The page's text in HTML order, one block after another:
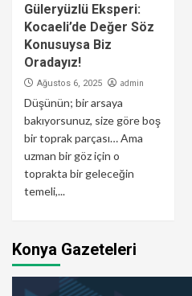
Güleryüzlü Eksperi:
Kocaeli’de Değer Söz
Konusuysa Biz
Oradayız!
Ağustos 6, 2025 admin
Düşünün; bir arsaya
bakıyorsunuz, size göre boş
bir toprak parçası… Ama
uzman bir göz için o
toprakta bir geleceğin
temeli,...
Konya Gazeteleri